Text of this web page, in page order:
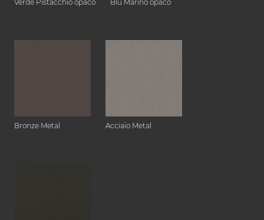
Verde Pistacchio opaco Blu Marino opaco
Bronze Metal Acciaio Metal